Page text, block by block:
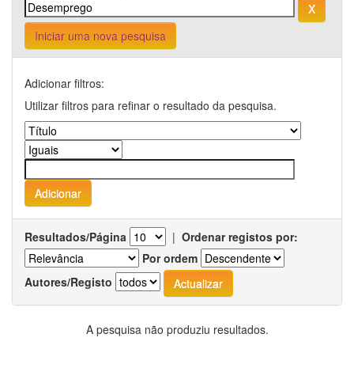
Iniciar uma nova pesquisa
Adicionar filtros:
Utilizar filtros para refinar o resultado da pesquisa.
Resultados/Página | Ordenar registos por:
Por ordem
Autores/Registo
A pesquisa não produziu resultados.